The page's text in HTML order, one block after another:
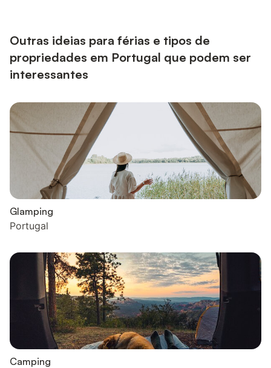
Outras ideias para férias e tipos de
propriedades em Portugal que podem ser
interessantes
Glamping
Portugal
Camping